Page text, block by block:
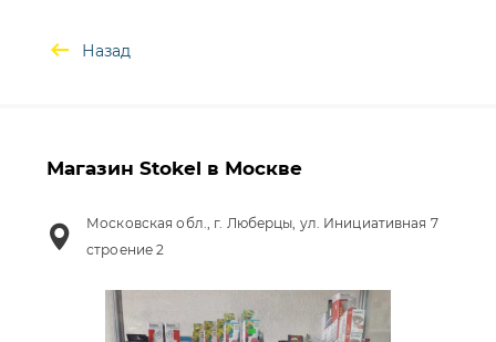
Назад
Магазин Stokel в Москве
Московская обл., г. Люберцы, ул. Инициативная 7
строение 2